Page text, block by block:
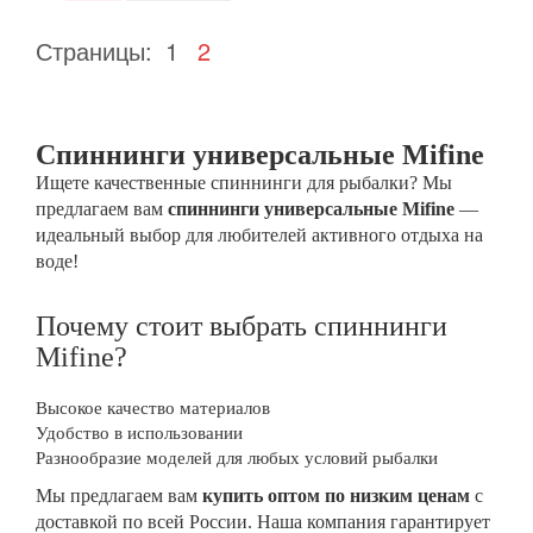
Страницы: 1 2
Спиннинги универсальные Mifine
Ищете качественные спиннинги для рыбалки? Мы
предлагаем вам спиннинги универсальные Mifine —
идеальный выбор для любителей активного отдыха на
воде!
Почему стоит выбрать спиннинги
Mifine?
Высокое качество материалов
Удобство в использовании
Разнообразие моделей для любых условий рыбалки
Мы предлагаем вам купить оптом по низким ценам с
доставкой по всей России. Наша компания гарантирует